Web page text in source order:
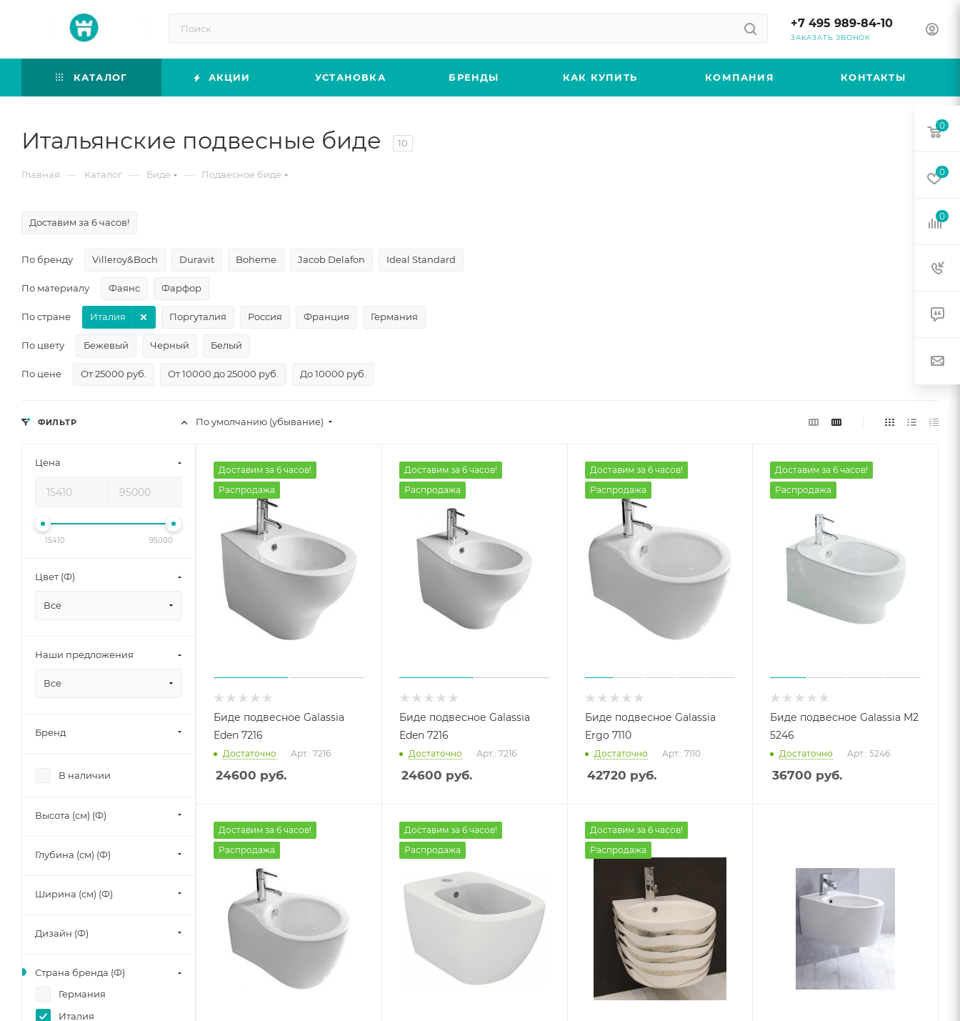
+7 495 989-84-10
ЗАКАЗАТЬ ЗВОНОК
КАТАЛОГ АКЦИИ УСТАНОВКА БРЕНДЫ КАК КУПИТЬ КОМПАНИЯ КОНТАКТЫ
Итальянские подвесные биде 10
Главная — Каталог — Биде — Подвесное биде
Доставим за 6 часов!
По бренду Villeroy&Boch Duravit Boheme Jacob Delafon Ideal Standard
По материалу Фаянс Фарфор
По стране Поргуталия Россия Франция
Италия Германия
По цвету Бежевый Черный Белый
По цене От 25000 руб. От 10000 до 25000 руб. До 10000 руб.
По умолчанию (убывание)
Доставим за 6 часов!
Распродажа
Биде подвесное Galassia
Eden 7216
Достаточно Арт.: 7216
24600 руб.
Доставим за 6 часов!
Распродажа
Биде подвесное Galassia
Eden 7216
Достаточно Арт.: 7216
24600 руб.
Доставим за 6 часов!
Распродажа
Биде подвесное Galassia
Ergo 7110
Достаточно Арт.: 7110
42720 руб.
Доставим за 6 часов!
Распродажа
Биде подвесное Galassia M2
5246
Достаточно Арт.: 5246
36700 руб.
Доставим за 6 часов!
Распродажа
Доставим за 6 часов!
Распродажа
Доставим за 6 часов!
Распродажа
ФИЛЬТР
Цена
15410 95000
Цвет (Ф)
Все
Наши предложения
Все
Бренд
В наличии
Высота (см) (Ф)
Глубина (см) (Ф)
Ширина (см) (Ф)
Дизайн (Ф)
Страна бренда (Ф)
Германия
Италия
0
0
0